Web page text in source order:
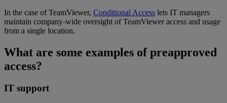
In the case of TeamViewer, Conditional Access lets IT managers
maintain company-wide oversight of TeamViewer access and usage
from a single location.
What are some examples of preapproved
access?
IT support